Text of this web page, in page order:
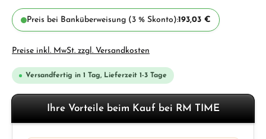
Preis bei Banküberweisung (3 % Skonto):193,03 €
Preise inkl. MwSt. zzgl. Versandkosten
Versandfertig in 1 Tag, Lieferzeit 1-3 Tage
Ihre Vorteile beim Kauf bei RM TIME